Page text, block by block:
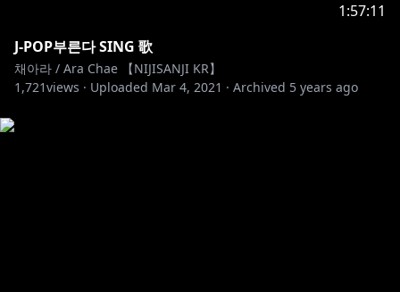
◆ 공식Twitter @NIJISANJI_KR
1:57:11
J-POP부른다 SING 歌
채아라 / Ara Chae 【NIJISANJI KR】
1,721views · Uploaded Mar 4, 2021 · Archived 5 years ago